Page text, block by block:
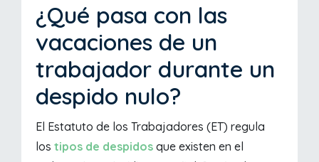
¿Qué pasa con las
vacaciones de un
trabajador durante un
despido nulo?
El Estatuto de los Trabajadores (ET) regula
lostipos de despidos que existen en el